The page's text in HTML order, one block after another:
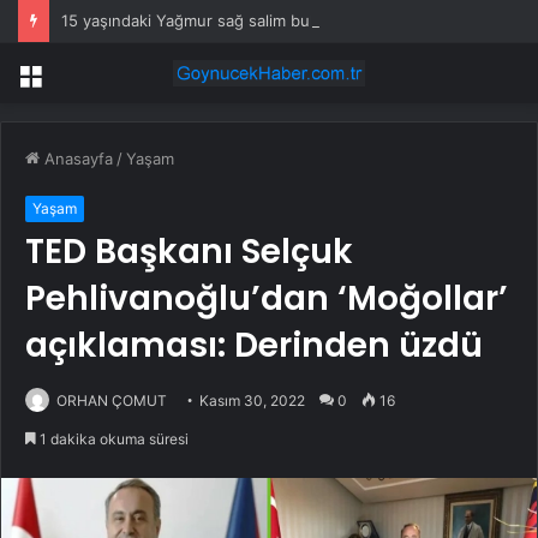
15 yaşındaki Yağmur sağ salim bulundu
Menü
Anasayfa /Yaşam
Yaşam
TED Başkanı Selçuk
Pehlivanoğlu’dan ‘Moğollar’
açıklaması: Derinden üzdü
ORHAN ÇOMUT Kasım 30, 2022 0 16
1 dakika okuma süresi